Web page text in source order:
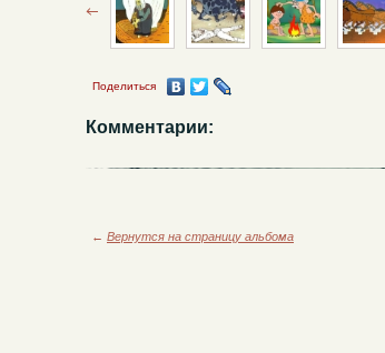
Поделиться
Комментарии:
← Вернутся на страницу альбома